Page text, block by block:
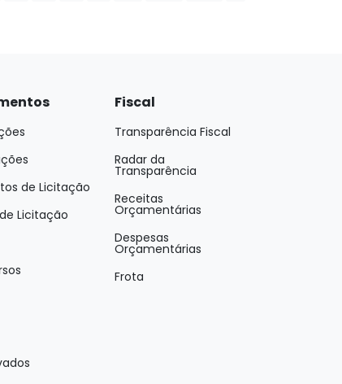
de Licitação
Licitação
Fiscal
Transparência Fiscal
Radar da
Transparência
Receitas
Orçamentárias
Despesas
Orçamentárias
Frota